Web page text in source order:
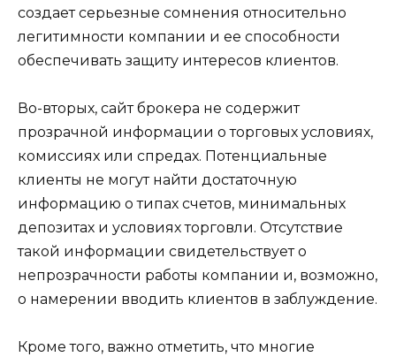
создает серьезные сомнения относительно
легитимности компании и ее способности
обеспечивать защиту интересов клиентов.
Во-вторых, сайт брокера не содержит
прозрачной информации о торговых условиях,
комиссиях или спредах. Потенциальные
клиенты не могут найти достаточную
информацию о типах счетов, минимальных
депозитах и условиях торговли. Отсутствие
такой информации свидетельствует о
непрозрачности работы компании и, возможно,
о намерении вводить клиентов в заблуждение.
Кроме того, важно отметить, что многие